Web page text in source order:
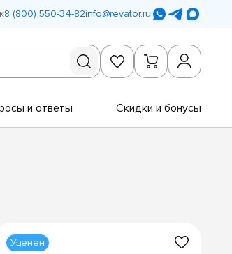
8 (800) 550-34-82info@revator.ru
и ответы Скидки и бонусы
Уценен